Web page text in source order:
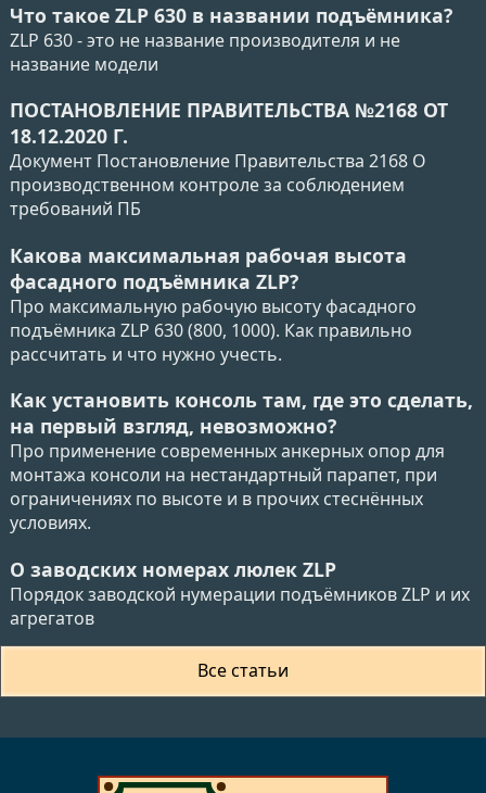
Что такое ZLP 630 в названии подъёмника?
ZLP 630 - это не название производителя и не
название модели
ПОСТАНОВЛЕНИЕ ПРАВИТЕЛЬСТВА №2168 ОТ
18.12.2020 Г.
Документ Постановление Правительства 2168 О
производственном контроле за соблюдением
требований ПБ
Какова максимальная рабочая высота
фасадного подъёмника ZLP?
Про максимальную рабочую высоту фасадного
подъёмника ZLP 630 (800, 1000). Как правильно
рассчитать и что нужно учесть.
Как установить консоль там, где это сделать,
на первый взгляд, невозможно?
Про применение современных анкерных опор для
монтажа консоли на нестандартный парапет, при
ограничениях по высоте и в прочих стеснённых
условиях.
О заводских номерах люлек ZLP
Порядок заводской нумерации подъёмников ZLP и их
агрегатов
Все статьи